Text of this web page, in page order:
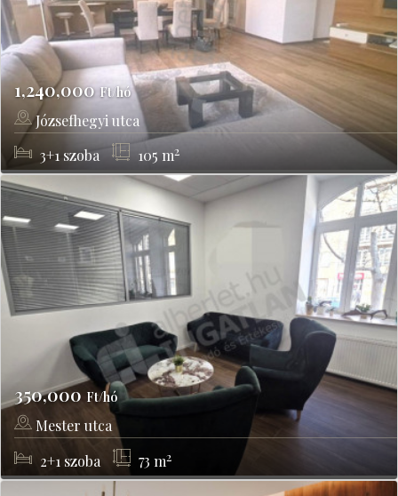
1,240,000Ft/hó
Józsefhegyi utca
Budapest, II kerület
3+1 szoba 105 m2
350,000 Ft/hó
Mester utca
Budapest, IX kerület
2+1 szoba 73 m2